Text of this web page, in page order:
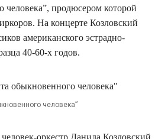
человека”, продюсером которой
На концерте Козловский
американского эстрадно-
40-60-х годов.
человека”
оркестр Данила Козловский